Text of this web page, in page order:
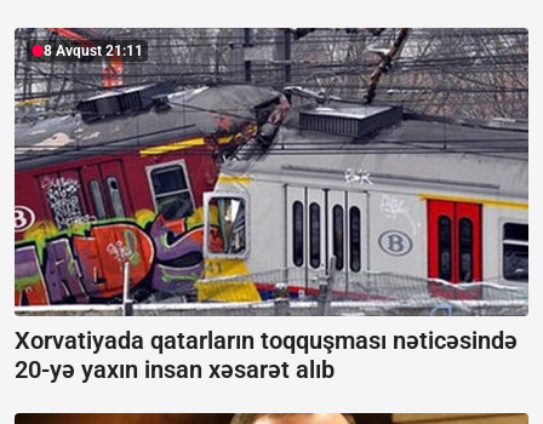
8 Avqust 21:11
Xorvatiyada qatarların toqquşması nəticəsində
20-yə yaxın insan xəsarət alıb